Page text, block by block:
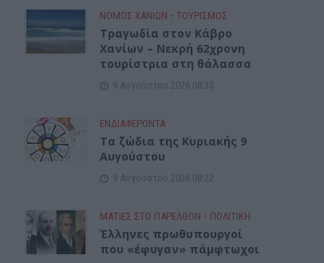
ΝΟΜΌΣ ΧΑΝΊΩΝ • ΤΟΥΡΙΣΜΟΣ
Τραγωδία στον Κάβρο
Χανίων – Νεκρή 62χρονη
τουρίστρια στη θάλασσα
9 Αυγούστου 2026 08:35
ΕΝΔΙΑΦΕΡΟΝΤΑ
Τα ζώδια της Κυριακής 9
Αυγούστου
9 Αυγούστου 2026 08:22
ΜΑΤΙΕΣ ΣΤΟ ΠΑΡΕΛΘΟΝ • ΠΟΛΙΤΙΚΗ
Έλληνες πρωθυπουργοί
που «έφυγαν» πάμφτωχοι